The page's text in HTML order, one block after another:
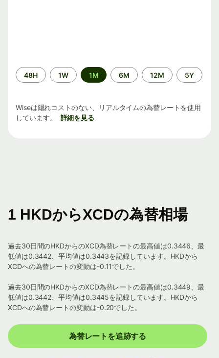
期
間
48H 1W 1M 6M 12M 5Y
Wiseは隠れコストのない、リアルタイムの為替レートを使用
しています。
詳細を見る
1 HKDからXCDの為替相場
過去30日間のHKDからのXCD為替レートの最高値は0.3446、最
低値は0.3442、平均値は0.3443を記録しています。HKDから
XCDへの為替レートの変動は-0.11でした。
過去30日間のHKDからのXCD為替レートの最高値は0.3449、最
低値は0.3442、平均値は0.3445を記録しています。HKDから
XCDへの為替レートの変動は-0.20でした。
為替レートを追跡する